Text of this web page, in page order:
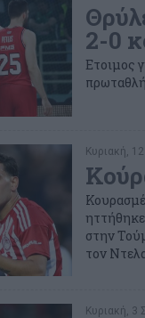
2-0
Ετοιμος
Κυριακή,
στην
τον
Κυριακή, 3